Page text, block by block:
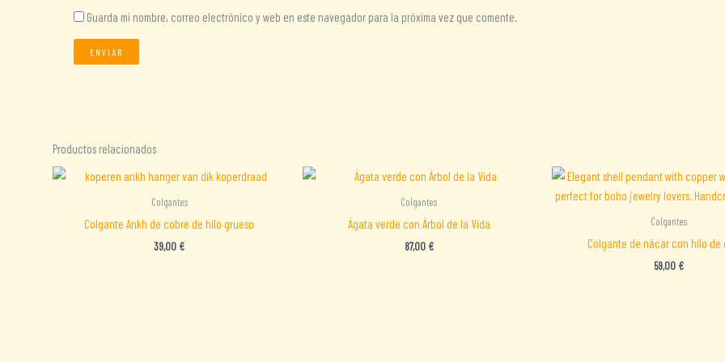
Guarda mi nombre, correo electrónico y web en este navegador para la próxima vez que comente.
Productos relacionados
Colgantes
Colgante Ankh de cobre de hilo grueso
39,00 €
Colgantes
Ágata verde con Árbol de la Vida
87,00 €
Colgantes
Colgante de nácar con hilo de
59,00 €